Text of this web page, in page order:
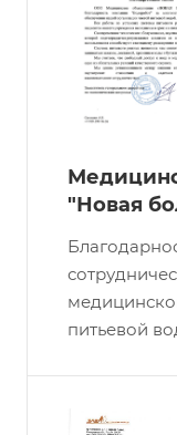
"Новая
питьевой